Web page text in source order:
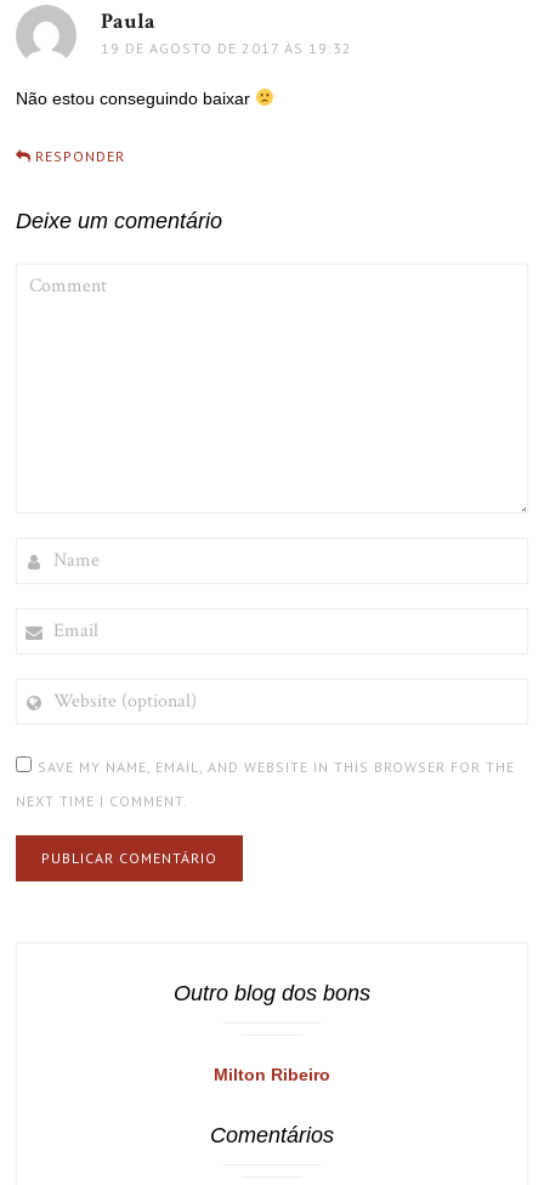
Paula
19 DE AGOSTO DE 2017 ÀS 19:32
Não estou conseguindo baixar
RESPONDER
Deixe um comentário
(OPTIONAL)
SAVE MY NAME, EMAIL, AND WEBSITE IN THIS BROWSER FOR THE
NEXT TIME I COMMENT.
Outro blog dos bons
Milton Ribeiro
Comentários